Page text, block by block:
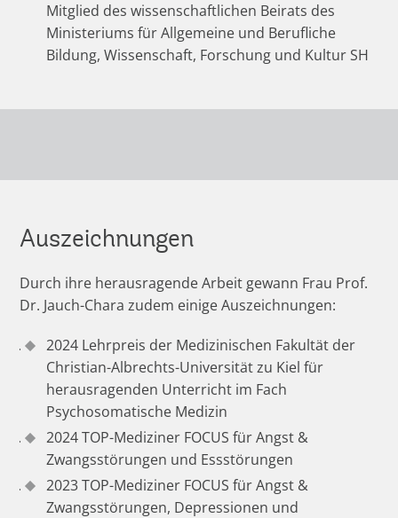
Mitglied des wissenschaftlichen Beirats des
Ministeriums für Allgemeine und Berufliche
Bildung, Wissenschaft, Forschung und Kultur SH
Auszeichnungen
Durch ihre herausragende Arbeit gewann Frau Prof.
Dr. Jauch-Chara zudem einige Auszeichnungen:
2024 Lehrpreis der Medizinischen Fakultät der
Christian-Albrechts-Universität zu Kiel für
herausragenden Unterricht im Fach
Psychosomatische Medizin
2024 TOP-Mediziner FOCUS für Angst &
Zwangsstörungen und Essstörungen
2023 TOP-Mediziner FOCUS für Angst &
Zwangsstörungen, Depressionen und